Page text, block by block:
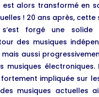
est alors transformé en
! 20 ans après, cette
forgé une solide
des musiques
mais aussi
musiques électroniques.
impliquée sur
musiques actuelles